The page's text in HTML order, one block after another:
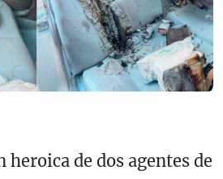
de dos agentes de